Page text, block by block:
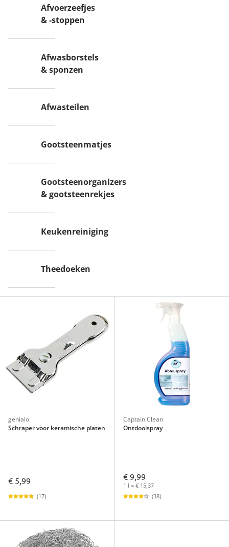
Afvoerzeefjes
& -stoppen
Afwasborstels
& sponzen
Afwasteilen
Gootsteenmatjes
Gootsteenorganizers
& gootsteenrekjes
Keukenreiniging
Theedoeken
genialo
Schraper voor keramische platen
€ 5,99
(17)
Captain Clean
Ontdooispray
€ 9,99
1 l = € 15,37
(38)